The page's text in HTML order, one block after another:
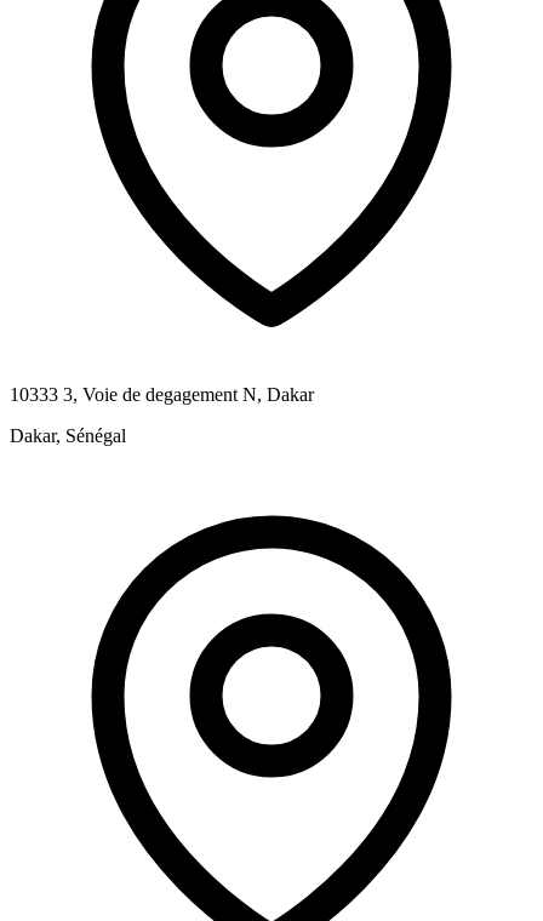
10333 3, Voie de degagement N, Dakar
Dakar, Sénégal